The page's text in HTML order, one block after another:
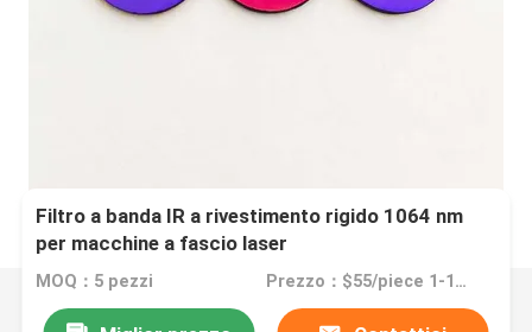
Filtro a banda IR a rivestimento rigido 1064 nm
per macchine a fascio laser
MOQ：5 pezzi Prezzo：$55/piece 1-10pieces; $40/piece 11-50pieces; $20/piece >=51pieces